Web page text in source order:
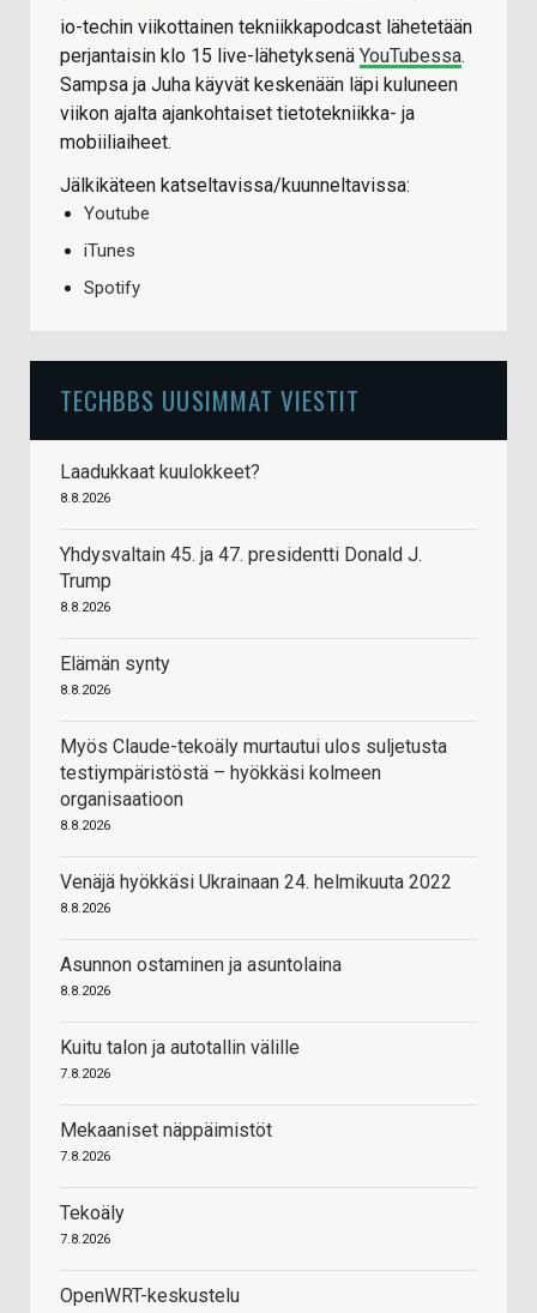
io-techin viikottainen tekniikkapodcast lähetetään
perjantaisin klo 15 live-lähetyksenä YouTubessa.
Sampsa ja Juha käyvät keskenään läpi kuluneen
viikon ajalta ajankohtaiset tietotekniikka- ja
mobiiliaiheet.
Jälkikäteen katseltavissa/kuunneltavissa:
Youtube
iTunes
Spotify
TECHBBS UUSIMMAT VIESTIT
Laadukkaat kuulokkeet?
8.8.2026
Yhdysvaltain 45. ja 47. presidentti Donald J.
Trump
8.8.2026
Elämän synty
8.8.2026
Myös Claude-tekoäly murtautui ulos suljetusta
testiympäristöstä – hyökkäsi kolmeen
organisaatioon
8.8.2026
Venäjä hyökkäsi Ukrainaan 24. helmikuuta 2022
8.8.2026
Asunnon ostaminen ja asuntolaina
8.8.2026
Kuitu talon ja autotallin välille
7.8.2026
Mekaaniset näppäimistöt
7.8.2026
Tekoäly
7.8.2026
OpenWRT-keskustelu